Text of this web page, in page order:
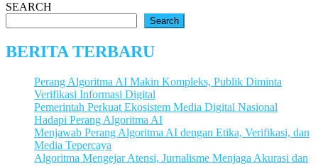
SEARCH
Search
BERITA TERBARU
Perang Algoritma AI Makin Kompleks, Publik Diminta
Verifikasi Informasi Digital
Pemerintah Perkuat Ekosistem Media Digital Nasional
Hadapi Perang Algoritma AI
Menjawab Perang Algoritma AI dengan Etika, Verifikasi, dan
Media Tepercaya
Algoritma Mengejar Atensi, Jurnalisme Menjaga Akurasi dan